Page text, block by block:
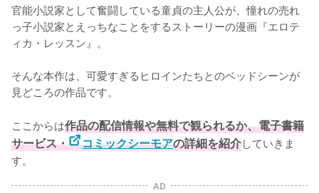
官能小説家として奮闘している童貞の主人公が、憧れの売れ
っ子小説家とえっちなことをするストーリーの漫画『エロテ
ィカ・レッスン』。
そんな本作は、可愛すぎるヒロインたちとのベッドシーンが
見どころの作品です。
ここからは作品の配信情報や無料で観られるか、電子書籍
サービス・
コミックシーモアの詳細を紹介していきま
す。
AD